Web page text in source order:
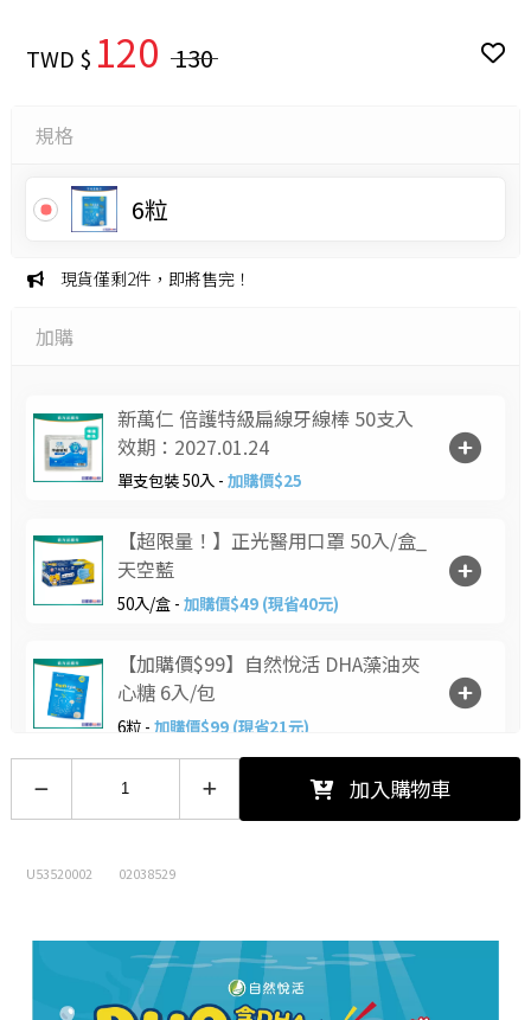
TWD $ 120 130
規格
6粒
現貨僅剩2件，即將售完！
加購
新萬仁 倍護特級扁線牙線棒 50支入
效期：2027.01.24
單支包裝 50入 - 加購價$25
【超限量！】正光醫用口罩 50入/盒_
天空藍
50入/盒 - 加購價$49 (現省40元)
【加購價$99】自然悅活 DHA藻油夾
心糖 6入/包
6粒 - 加購價$99 (現省21元)
【加購價$10】喉力爽爽喉軟糖(枇
杷)12.5g
加入購物車
U53520002 02038529